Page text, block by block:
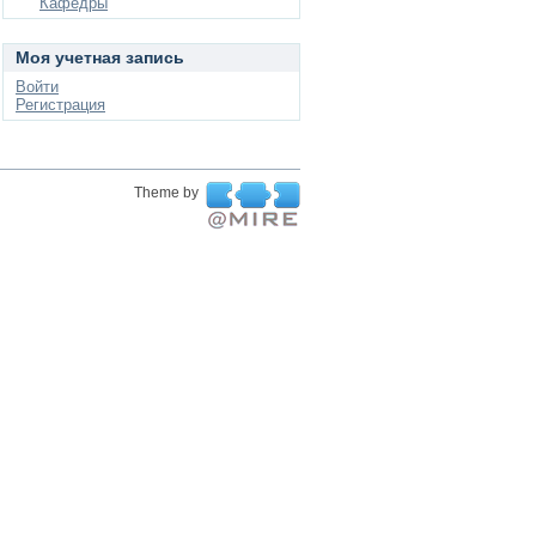
Моя учетная запись
Войти
Регистрация
Theme by